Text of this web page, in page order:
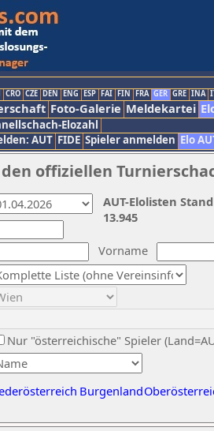
CRO CZE DEN ENG ESP FAI FIN FRA GER GRE INA
Foto-Galerie Meldekartei
Elozahl
AUT FIDE Spieler anmelden Elo
offiziellen
Vorname
Nur "österreichische" Spieler
Burgenland
AUT-Elolisten
13.945